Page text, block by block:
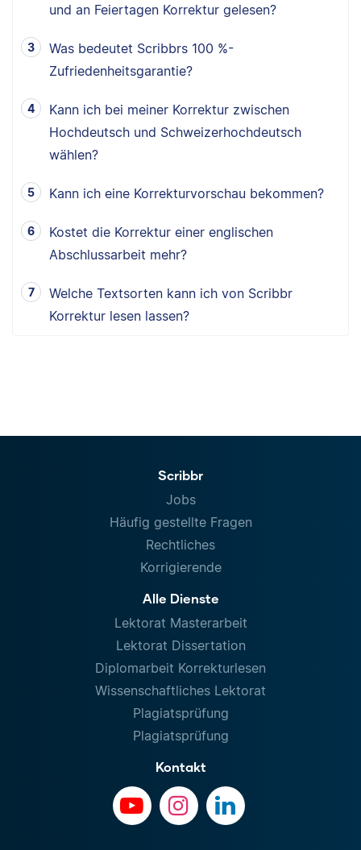
und an Feiertagen Korrektur gelesen?
Was bedeutet Scribbrs 100 %-
Zufriedenheitsgarantie?
Kann ich bei meiner Korrektur zwischen
Hochdeutsch und Schweizerhochdeutsch
wählen?
Kann ich eine Korrekturvorschau bekommen?
Kostet die Korrektur einer englischen
Abschlussarbeit mehr?
Welche Textsorten kann ich von Scribbr
Korrektur lesen lassen?
Scribbr
Jobs
Häufig gestellte Fragen
Rechtliches
Korrigierende
Alle Dienste
Lektorat Masterarbeit
Lektorat Dissertation
Diplomarbeit Korrekturlesen
Wissenschaftliches Lektorat
Plagiatsprüfung
Plagiatsprüfung
Kontakt